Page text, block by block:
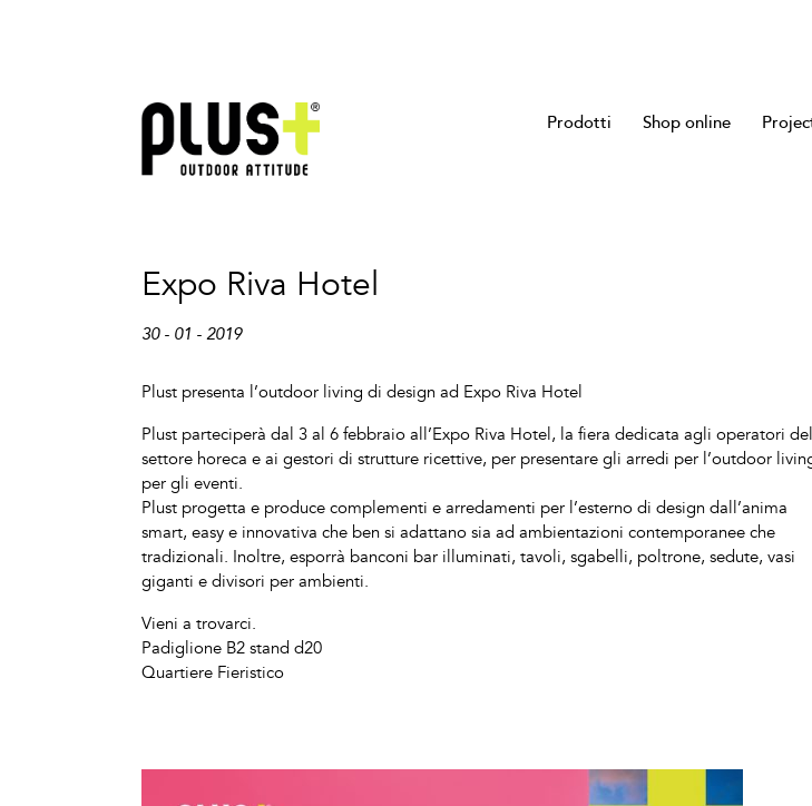
Prodotti Shop online
Expo Riva Hotel
30 - 01 - 2019
Plust presenta l’outdoor living di design ad Expo Riva Hotel
Plust parteciperà dal 3 al 6 febbraio all’Expo Riva Hotel, la fiera dedicata agli operatori del
settore horeca e ai gestori di strutture ricettive, per presentare gli arredi per l’outdoor
per gli eventi.
Plust progetta e produce complementi e arredamenti per l’esterno di design dall’anima
smart, easy e innovativa che ben si adattano sia ad ambientazioni contemporanee che
tradizionali. Inoltre, esporrà banconi bar illuminati, tavoli, sgabelli, poltrone, sedute, vasi
giganti e divisori per ambienti.
Vieni a trovarci.
Padiglione B2 stand d20
Quartiere Fieristico